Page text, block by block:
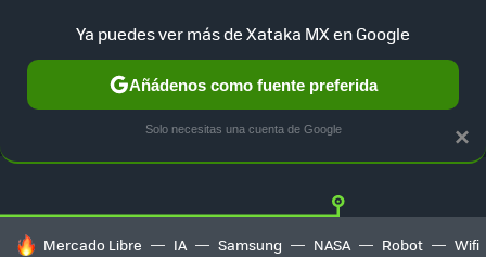
GUÍA DE COMPRAS MERCADO LIBRE
HOY SE HABLA DE
Mercado Libre IA Samsung NASA Robot Wifi
×
Ya puedes ver más de Xataka MX en Google
Añádenos como fuente preferida
Solo necesitas una cuenta de Google